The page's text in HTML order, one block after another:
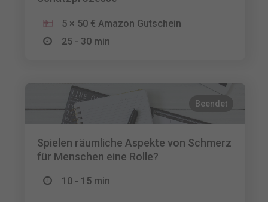
5 × 50 € Amazon Gutschein
25 - 30 min
Beendet
Spielen räumliche Aspekte von Schmerz
für Menschen eine Rolle?
10 - 15 min